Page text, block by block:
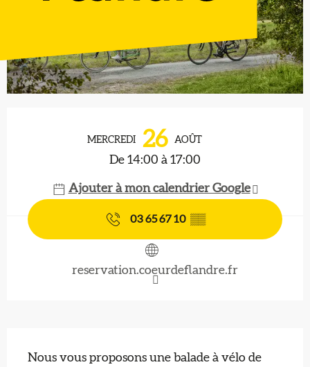
MERCREDI 26 AOÛT
De 14:00 à 17:00
Ajouter à mon calendrier Google
03 65 67 10 ▒▒
reservation.coeurdeflandre.fr
Nous vous proposons une balade à vélo de